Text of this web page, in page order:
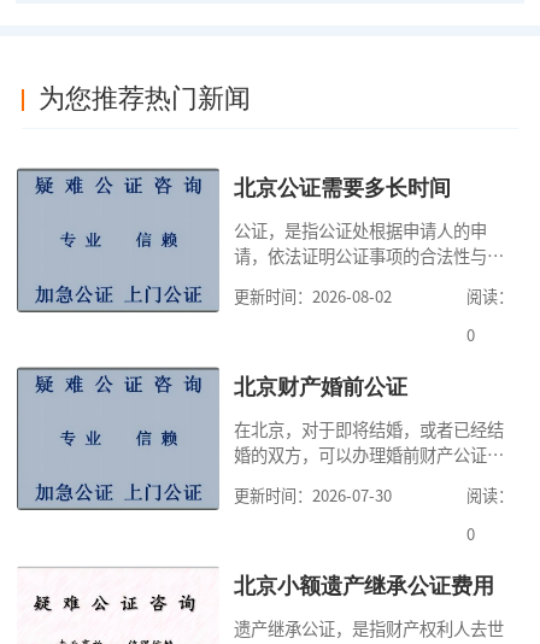
为您推荐热门新闻
北京公证需要多长时间
公证，是指公证处根据申请人的申
请，依法证明公证事项的合法性与真
高公证事项的效力，固定证据，但是
很多人不知道在北京办理公证需要多
家，办理公证的时候除了需要按照公
道北京公证需要什么材料,北京公证需
要多少钱？北京公
更新时间：2026-08-02
阅读：
0
北京财产婚前公证
在北京，对于即将结婚，或者已经结
婚的双方，可以办理婚前财产公证，
式，可以避免个人财产引发的纠纷，
但是，在北京办理婚前财产公证，除
料外，公证咨询告诉大家，我们有必
京婚前财产公证机构？了解这些不仅
更新时间：2026-07-30
阅读：
0
北京小额遗产继承公证费用
遗产继承公证，是指财产权利人去世